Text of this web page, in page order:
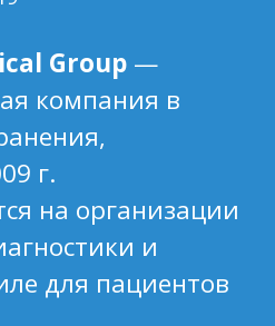
Group —
компания в
г.
на организации
и
для пациентов